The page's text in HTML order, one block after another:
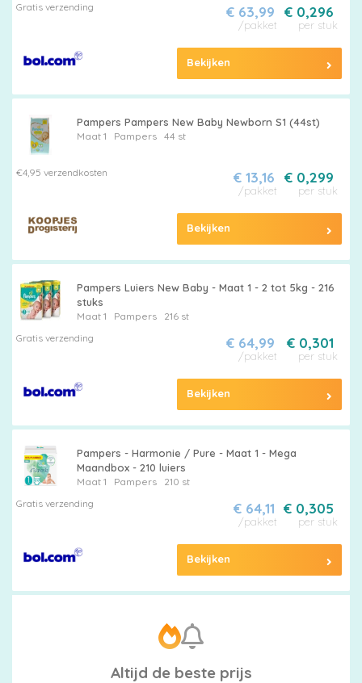
Gratis verzending
€ 0,296
per stuk
€ 63,99
/pakket
Bekijken
Pampers Pampers New Baby Newborn S1 (44st)
Maat 1 Pampers 44 st
€4,95 verzendkosten € 0,299
per stuk
€ 13,16
/pakket
Bekijken
Pampers Luiers New Baby - Maat 1 - 2 tot 5kg - 216
stuks
Maat 1 Pampers
216 st
Gratis verzending
€ 0,301
per stuk
€ 64,99
/pakket
Bekijken
Pampers - Harmonie / Pure - Maat 1 - Mega
Maandbox - 210 luiers
Maat 1 Pampers
210 st
Gratis verzending
€ 0,305
per stuk
€ 64,11
/pakket
Bekijken
Altijd de beste prijs